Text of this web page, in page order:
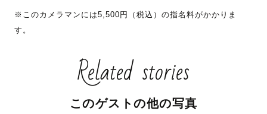
--------------------------------------------------------
あとから振り返って、あの時こうだったな...とご家族みな
さんの心の支えになるように
※このカメラマンには5,500円（税込）の指名料がかかりま
す。
Related stories
このゲストの他の写真